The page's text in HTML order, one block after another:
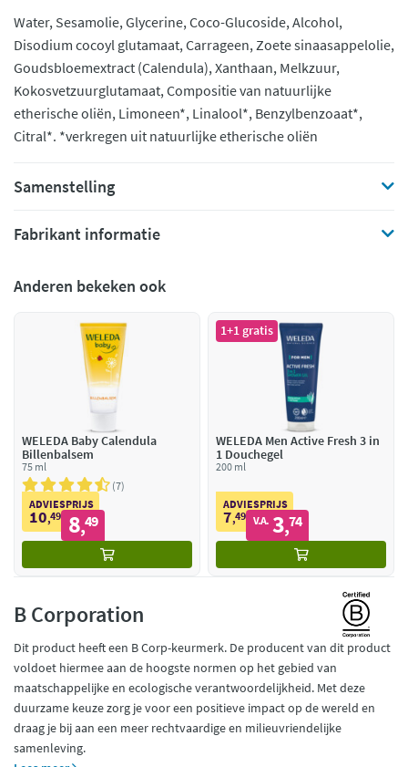
Water, Sesamolie, Glycerine, Coco-Glucoside, Alcohol,
Disodium cocoyl glutamaat, Carrageen, Zoete sinaasappelolie,
Goudsbloemextract (Calendula), Xanthaan, Melkzuur,
Kokosvetzuurglutamaat, Compositie van natuurlijke
etherische oliën, Limoneen*, Linalool*, Benzylbenzoaat*,
Citral*. *verkregen uit natuurlijke etherische oliën
Samenstelling
Fabrikant informatie
Anderen bekeken ook
WELEDA Baby Calendula
Billenbalsem
75 ml
7
ADVIESPRIJS
10,49 8,49
1+1 gratis
WELEDA Men Active Fresh 3 in
1 Douchegel
200 ml
ADVIESPRIJS
7,49 V.A. 3,74
B Corporation
Dit product heeft een B Corp-keurmerk. De producent van dit product
voldoet hiermee aan de hoogste normen op het gebied van
maatschappelijke en ecologische verantwoordelijkheid. Met deze
duurzame keuze zorg je voor een positieve impact op de wereld en
draag je bij aan een meer rechtvaardige en milieuvriendelijke
samenleving.